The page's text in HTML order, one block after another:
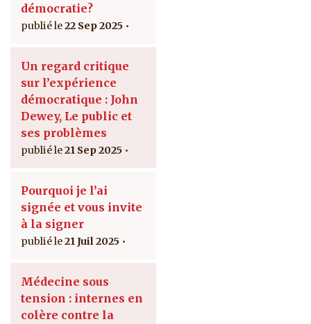
démocratie?
22 Sep 2025
Un regard critique
sur l’expérience
démocratique : John
Dewey, Le public et
ses problèmes
21 Sep 2025
Pourquoi je l’ai
signée et vous invite
à la signer
21 Juil 2025
Médecine sous
tension : internes en
colère contre la